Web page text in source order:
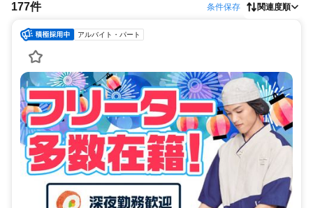
177件 条件保存 関連度順
アルバイト・パート